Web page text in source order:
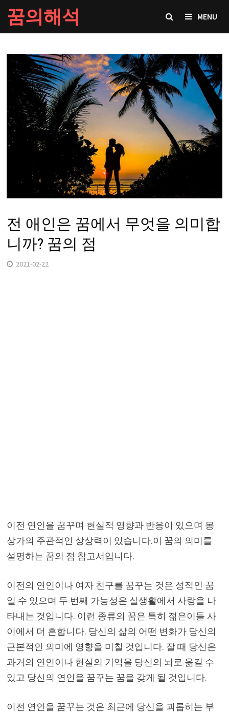
Skip
to
content
꿈의해석 MENU
전 애인은 꿈에서 무엇을 의미합
니까? 꿈의 점
2021-02-22
이전 연인을 꿈꾸며 현실적 영향과 반응이 있으며 몽
상가의 주관적인 상상력이 있습니다.이 꿈의 의미를
설명하는 꿈의 점 참고서입니다.
이전의 연인이나 여자 친구를 꿈꾸는 것은 성적인 꿈
일 수 있으며 두 번째 가능성은 실생활에서 사랑을 나
타내는 것입니다. 이런 종류의 꿈은 특히 젊은이들 사
이에서 더 흔합니다. 당신의 삶의 어떤 변화가 당신의
근본적인 의미에 영향을 미칠 것입니다. 잘 때 당신은
과거의 연인이나 현실의 기억을 당신의 뇌로 옮길 수
있고 당신의 연인을 꿈꾸는 꿈을 갖게 될 것입니다.
이전 연인을 꿈꾸는 것은 최근에 당신을 괴롭히는 부